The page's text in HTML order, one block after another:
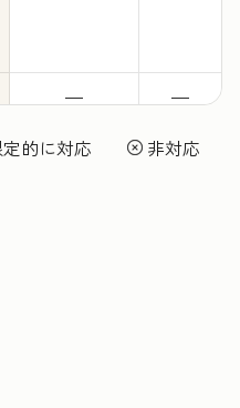
—
—
的に対応
非対応